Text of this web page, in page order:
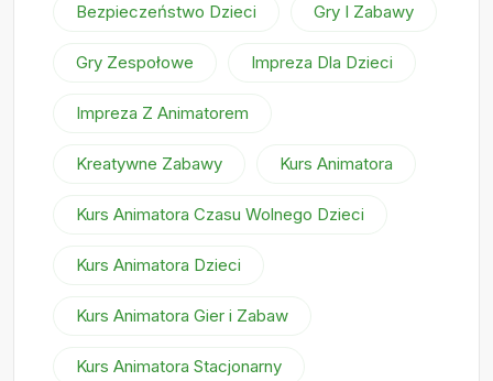
Bezpieczeństwo Dzieci Gry I Zabawy
Gry Zespołowe Impreza Dla Dzieci
Impreza Z Animatorem
Kreatywne Zabawy Kurs Animatora
Kurs Animatora Czasu Wolnego Dzieci
Kurs Animatora Dzieci
Kurs Animatora Gier i Zabaw
Kurs Animatora Stacjonarny